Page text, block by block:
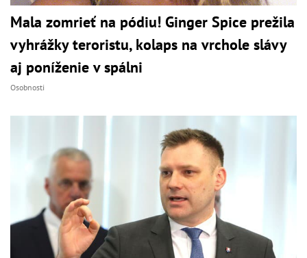
Mala zomrieť na pódiu! Ginger Spice prežila
vyhrážky teroristu, kolaps na vrchole slávy
aj poníženie v spálni
Osobnosti